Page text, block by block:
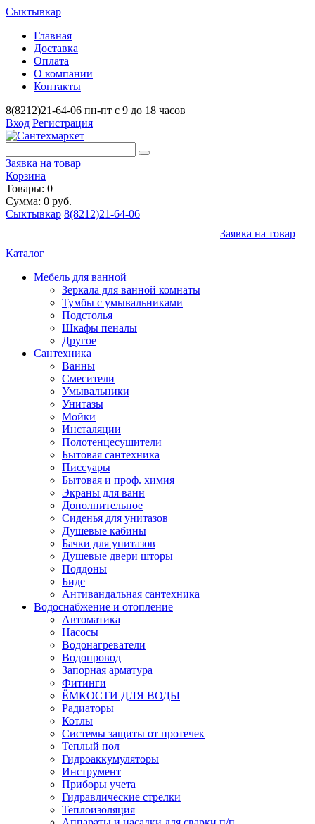
Сыктывкар
Главная
Доставка
Оплата
О компании
Контакты
8(8212)21-64-06 пн-пт с 9 до 18 часов
Вход Регистрация
Заявка на товар
Корзина
Товары: 0
Сумма: 0 руб.
Сыктывкар 8(8212)21-64-06
Заявка на товар
Каталог
Мебель для ванной
Зеркала для ванной комнаты
Тумбы с умывальниками
Подстолья
Шкафы пеналы
Другое
Сантехника
Ванны
Смесители
Умывальники
Унитазы
Мойки
Инсталяции
Полотенцесушители
Бытовая сантехника
Писсуары
Бытовая и проф. химия
Экраны для ванн
Дополнительное
Сиденья для унитазов
Душевые кабины
Бачки для унитазов
Душевые двери шторы
Поддоны
Биде
Антивандальная сантехника
Водоснабжение и отопление
Автоматика
Насосы
Водонагреватели
Водопровод
Запорная арматура
Фитинги
ЁМКОСТИ ДЛЯ ВОДЫ
Радиаторы
Котлы
Системы защиты от протечек
Теплый пол
Гидроаккумуляторы
Инструмент
Приборы учета
Гидравлические стрелки
Теплоизоляция